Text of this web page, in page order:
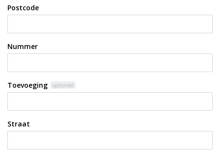
Postcode
Nummer
Toevoeging optioneel
Straat